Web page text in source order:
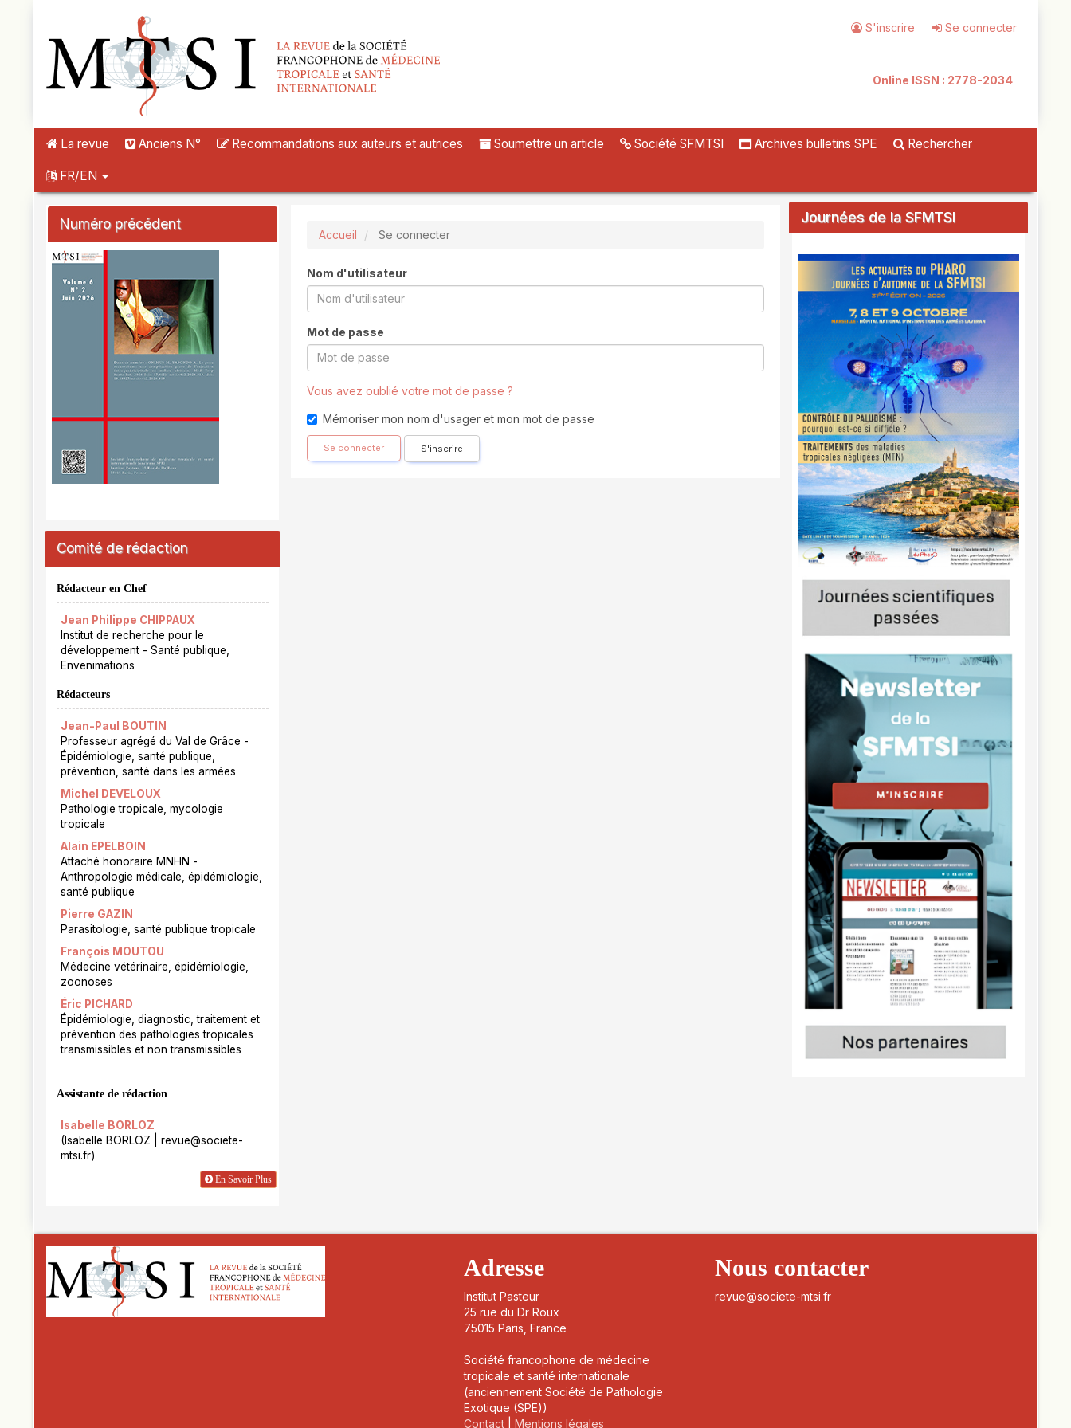
##plugins.themes.novelty.accessible_menu.main_navigation##
##plugins.themes.novelty.accessible_menu.main_content##
##plugins.themes.novelty.accessible_menu.sidebar##
S'inscrire Se connecter
Online ISSN : 2778-2034
La revue Anciens N° Recommandations aux auteurs et autrices Soumettre un article Société SFMTSI Archives bulletins SPE Rechercher
FR/EN
Numéro précédent
Comité de rédaction
Rédacteur en Chef
Jean Philippe CHIPPAUX
Institut de recherche pour le
développement - Santé publique,
Envenimations
Rédacteurs
Jean-Paul BOUTIN
Professeur agrégé du Val de Grâce -
Épidémiologie, santé publique,
prévention, santé dans les armées
Michel DEVELOUX
Pathologie tropicale, mycologie
tropicale
Alain EPELBOIN
Attaché honoraire MNHN -
Anthropologie médicale, épidémiologie,
santé publique
Pierre GAZIN
Parasitologie, santé publique tropicale
François MOUTOU
Médecine vétérinaire, épidémiologie,
zoonoses
Éric PICHARD
Épidémiologie, diagnostic, traitement et
prévention des pathologies tropicales
transmissibles et non transmissibles
Assistante de rédaction
Isabelle BORLOZ
(Isabelle BORLOZ | revue@societe-
mtsi.fr)
En Savoir Plus
Accueil Se connecter
Nom d'utilisateur
Mot de passe
Vous avez oublié votre mot de passe ?
Mémoriser mon nom d'usager et mon mot de passe
Se connecter S'inscrire
Journées de la SFMTSI
Adresse
Institut Pasteur
25 rue du Dr Roux
75015 Paris, France
Société francophone de médecine
tropicale et santé internationale
(anciennement Société de Pathologie
Exotique (SPE))
Contact |Mentions légales
Nous contacter
revue@societe-mtsi.fr